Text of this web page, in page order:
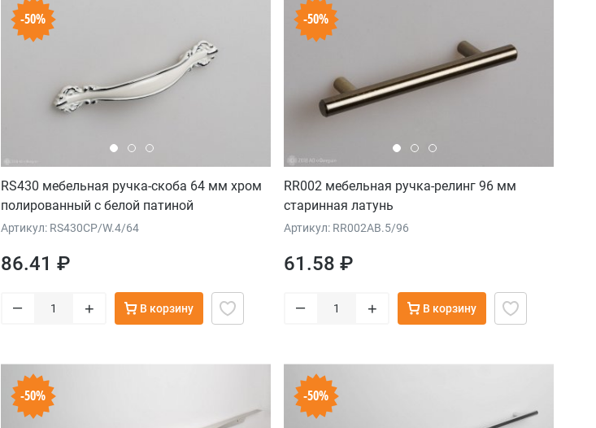
-50%
RS430 мебельная ручка-скоба 64 мм хром
полированный с белой патиной
Артикул: RS430CP/W.4/64
86.41 ₽
– + В корзину
-50%
RR002 мебельная ручка-релинг 96 мм
старинная латунь
Артикул: RR002AB.5/96
61.58 ₽
– + В корзину
-50% -50%